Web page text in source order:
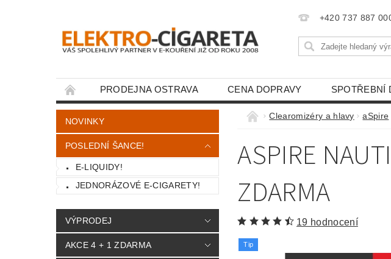
+420 737 887
PRODEJNA OSTRAVA CENA DOPRAVY SPOTŘEBNÍ
KONTAKTY
NOVINKY
POSLEDNÍ ŠANCE!
E-LIQUIDY!
JEDNORÁZOVÉ E-CIGARETY!
VÝPRODEJ
AKCE 4 + 1 ZDARMA
Clearomizéry a hlavy aSpire
ASPIRE
ZDARMA
19 hodnocení
Tip